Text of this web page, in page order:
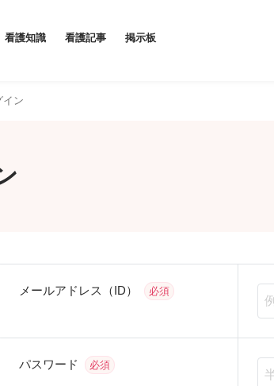
看護知識 看護記事 掲示板
イン
メールアドレス（ID） 必須
パスワード 必須